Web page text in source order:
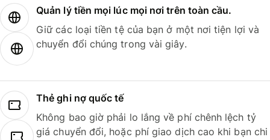
Quản lý tiền mọi lúc mọi nơi trên toàn cầu.
Giữ các loại tiền tệ của bạn ở một nơi tiện lợi và
chuyển đổi chúng trong vài giây.
Thẻ ghi nợ quốc tế
Không bao giờ phải lo lắng về phí chênh lệch tỷ
giá chuyển đổi, hoặc phí giao dịch cao khi bạn chi